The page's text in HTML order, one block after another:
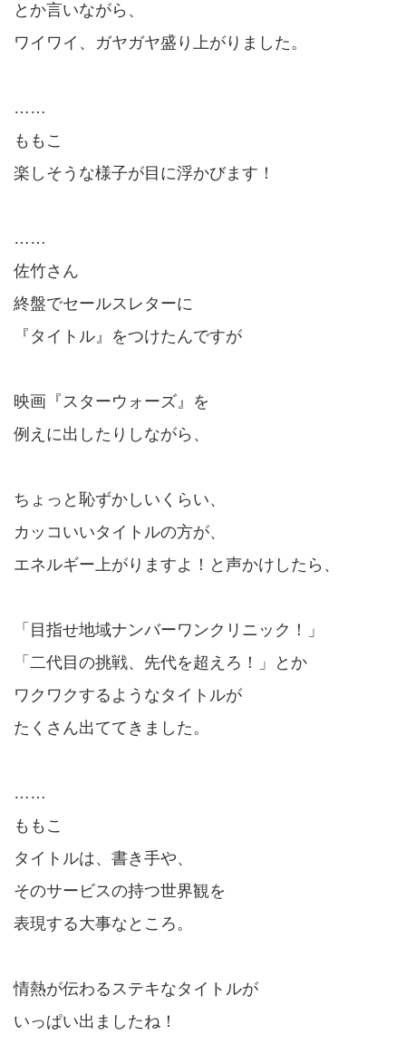
とか言いながら、
ワイワイ、ガヤガヤ盛り上がりました。
……
ももこ
楽しそうな様子が目に浮かびます！
……
佐竹さん
終盤でセールスレターに
『タイトル』をつけたんですが
映画『スターウォーズ』を
例えに出したりしながら、
ちょっと恥ずかしいくらい、
カッコいいタイトルの方が、
エネルギー上がりますよ！と声かけしたら、
「目指せ地域ナンバーワンクリニック！」
「二代目の挑戦、先代を超えろ！」とか
ワクワクするようなタイトルが
たくさん出ててきました。
……
ももこ
タイトルは、書き手や、
そのサービスの持つ世界観を
表現する大事なところ。
情熱が伝わるステキなタイトルが
いっぱい出ましたね！